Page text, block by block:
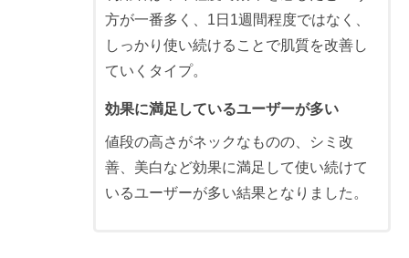
方が一番多く、1日1週間程度ではなく、
しっかり使い続けることで肌質を改善し
ていくタイプ。
効果に満足しているユーザーが多い
値段の高さがネックなものの、シミ改
善、美白など効果に満足して使い続けて
いるユーザーが多い結果となりました。